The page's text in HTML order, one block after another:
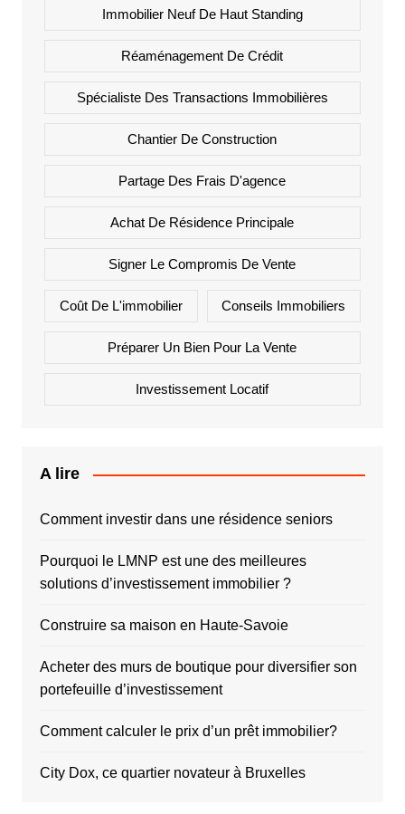
Immobilier Neuf De Haut Standing
Réaménagement De Crédit
Spécialiste Des Transactions Immobilières
Chantier De Construction
Partage Des Frais D'agence
Achat De Résidence Principale
Signer Le Compromis De Vente
Coût De L'immobilier Conseils Immobiliers
Préparer Un Bien Pour La Vente
Investissement Locatif
A lire
Comment investir dans une résidence seniors
Pourquoi le LMNP est une des meilleures
solutions d’investissement immobilier ?
Construire sa maison en Haute-Savoie
Acheter des murs de boutique pour diversifier son
portefeuille d’investissement
Comment calculer le prix d’un prêt immobilier?
City Dox, ce quartier novateur à Bruxelles